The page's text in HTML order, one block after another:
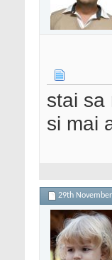
stai sa
si mai
29th